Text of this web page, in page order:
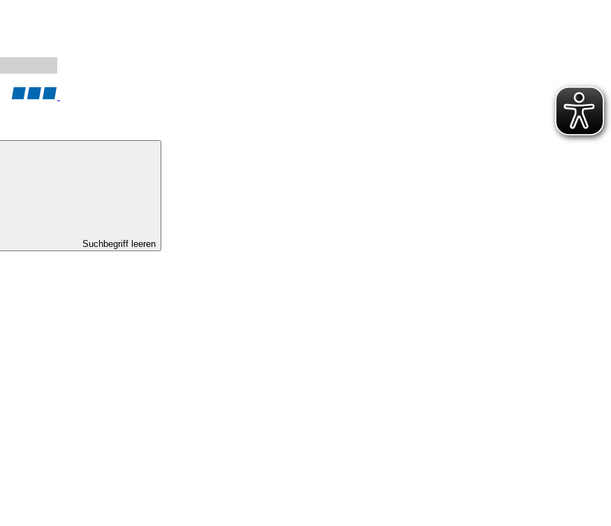
Suchbegriff leeren